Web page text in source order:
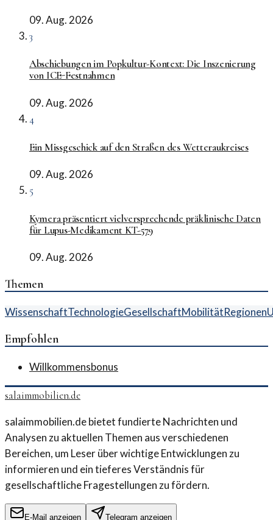
09. Aug. 2026
3
Abschiebungen im Popkultur-Kontext: Die Inszenierung
von ICE-Festnahmen
09. Aug. 2026
4
Ein Missgeschick auf den Straßen des Wetteraukreises
09. Aug. 2026
5
Kymera präsentiert vielversprechende präklinische Daten
für Lupus-Medikament KT-579
09. Aug. 2026
Themen
WissenschaftTechnologieGesellschaftMobilitätRegionen
Empfohlen
Willkommensbonus
salaimmobilien.de
salaimmobilien.de bietet fundierte Nachrichten und
Analysen zu aktuellen Themen aus verschiedenen
Bereichen, um Leser über wichtige Entwicklungen zu
informieren und ein tieferes Verständnis für
gesellschaftliche Fragestellungen zu fördern.
E-Mail anzeigen Telegram anzeigen